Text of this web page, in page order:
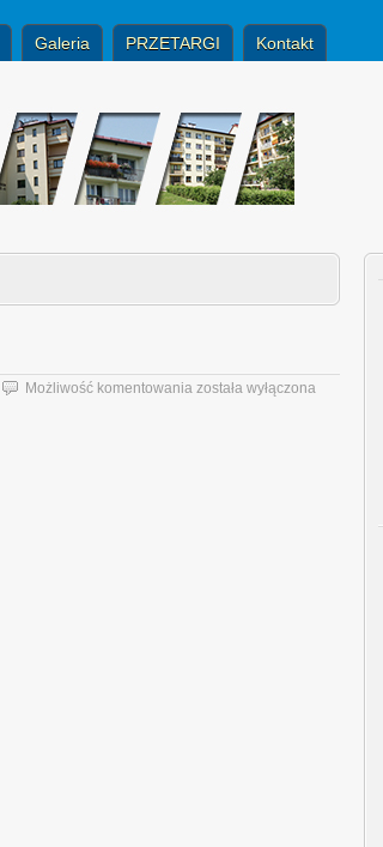
Galeria PRZETARGI Kontakt
Możliwość komentowania Informacja
została wyłączona